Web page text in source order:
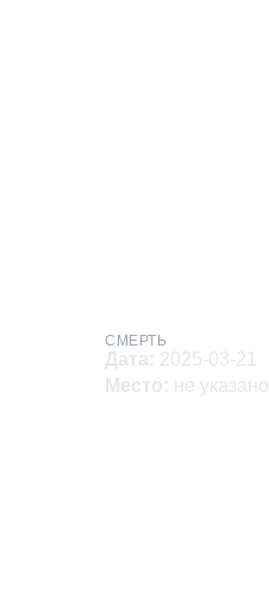
СМЕРТЬ
Дата: 2025-03-21
Место: не указано